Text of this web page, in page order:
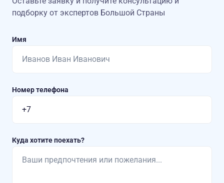
подборку от экспертов Большой Страны
Имя
Номер телефона
Куда хотите поехать?